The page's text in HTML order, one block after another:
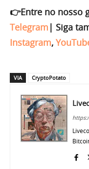
👉Entre no nosso
Telegram | Siga
Instagram,
VIA CryptoPotato